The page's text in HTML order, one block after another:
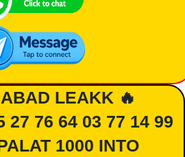
LEAKK 🔥
27 76 64 03 77 14 99
1000 INTO